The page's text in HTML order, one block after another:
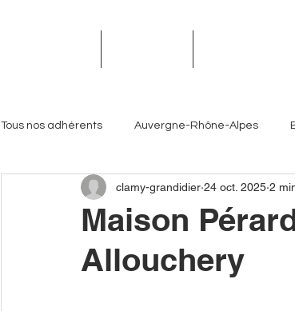
Tous nos adhérents Auvergne-Rhône-Alpes
Grand Est Hauts-de-France Île-de-
Pays de la Loire Provence-Alpes- Côte d'Azur
Maison
Allouchery
clamy-grandidier 24 oct. 2025 2